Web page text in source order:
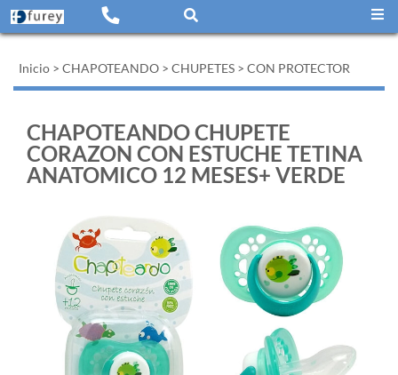
Inicio > CHAPOTEANDO > CHUPETES > CON PROTECTOR
CHAPOTEANDO CHUPETE
CORAZON CON ESTUCHE TETINA
ANATOMICO 12 MESES+ VERDE